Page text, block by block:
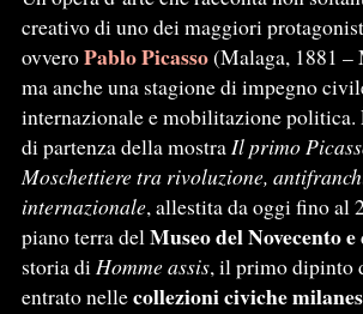
creativo di uno dei maggiori
ovveroPablo Picasso(Malaga, 1881 –
ma anche una stagione di impegno
internazionale e mobilitazione politica.
di partenza della mostraIl primo
Moschettiere tra rivoluzione,
internazionale, allestita da oggi fino al
piano terra delMuseo del Novecento e
storia diHomme assis, il primo dipinto
entrato nellecollezioni civiche